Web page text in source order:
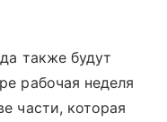
также будут
рабочая неделя
части, которая